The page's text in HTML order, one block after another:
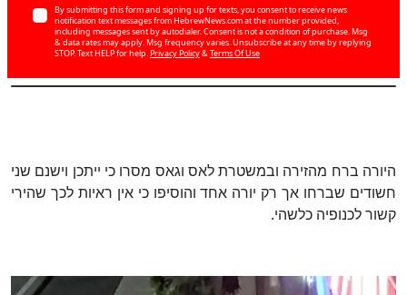
By submitting this form and signing up for texts, you consent to receive news
notification text messages from HebrewNews.com at the number provided,
including messages sent by autodialer. Consent is not a condition of purchase. Msg
& data rates may apply. Msg frequency varies. Unsubscribe at any time by replying
STOP. Text HELP for help. Privacy Policy& Terms Of Use
היורה ברח מהזירה ובמשטרת לאס וגאס מסרו כי ייתכן וישנם שני
חשודים שברחו אך רק יורה אחד והוסיפו כי אין ראיות לכך שהירי
קשור לכנופיה כלשהי.